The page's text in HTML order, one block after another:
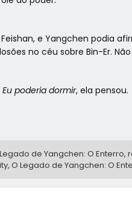
e Yangchen podia
no céu sobre Bin-Er.
Eu poderia dormir, ela pensou.
de Yangchen: O
O Legado de Yangchen: O